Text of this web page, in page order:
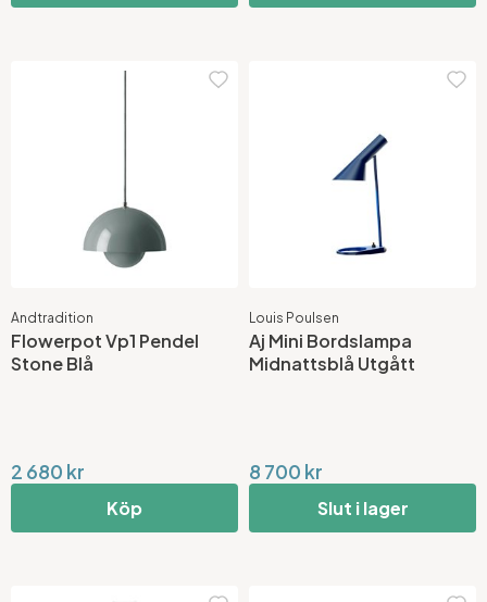
Andtradition
Flowerpot Vp1 Pendel
Stone Blå
2 680 kr
Köp
Louis Poulsen
Aj Mini Bordslampa
Midnattsblå Utgått
8 700 kr
Slut i lager